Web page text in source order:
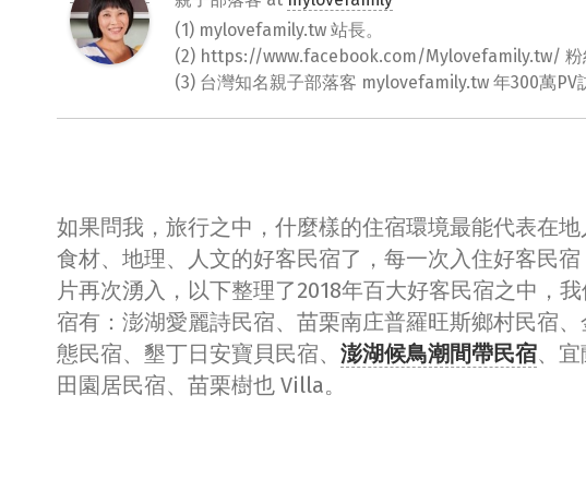
(1) mylovefamily.tw 站長。
(2) https://www.facebook.com/Mylovefamily.tw/ 粉
(3) 台灣知名親子部落客 mylovefamily.tw 年300萬PV
如果問我，旅行之中，什麼樣的住宿環境最能代表在
食材、地理、人文的好客民宿了，每一次入住好客民
片再次湧入，以下整理了2018年百大好客民宿之中，
宿有：澎湖愛麗詩民宿、苗栗南庄普羅旺斯鄉村民宿
態民宿、墾丁日安寶貝民宿、 澎湖候鳥潮間帶民宿、
田園居民宿、苗栗樹也 Villa。